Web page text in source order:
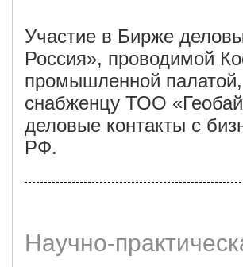
Участие в Бирже
Россия», проводимой
промышленной палатой,
снабженцу ТОО
деловые контакты с
РФ.
Научно-